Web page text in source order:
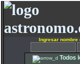
Ingresar nombre
Todos